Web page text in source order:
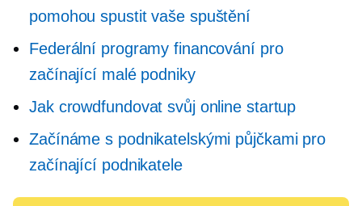
pomohou spustit vaše spuštění
Federální programy financování pro
začínající malé podniky
Jak crowdfundovat svůj online startup
Začínáme s podnikatelskými půjčkami pro
začínající podnikatele